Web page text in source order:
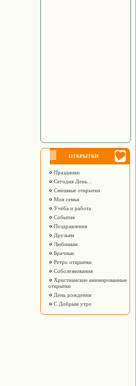
ОТКРЫТКИ
Праздники
Сегодня День...
Смешные открытки
Моя семья
Учёба и работа
События
Поздравления
Друзьям
Любимым
Брачные
Ретро открытки
Соболезнования
Христианские анимированные
открытки
День рождения
С Добрым утро